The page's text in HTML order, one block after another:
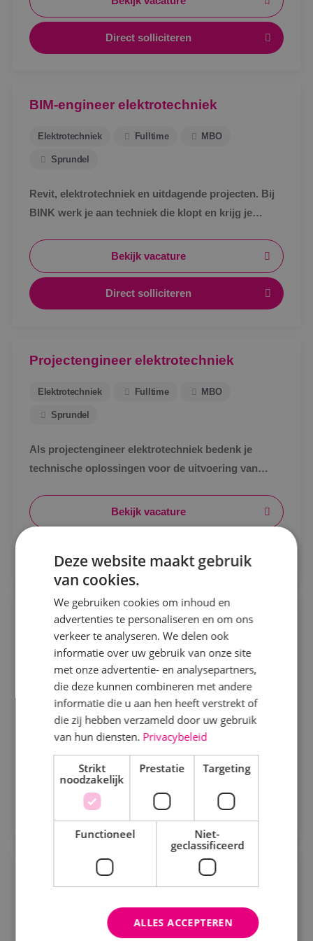
Kaatsheuvel
Sprundel
Specialisme
Beveiligingstechniek
Elektrotechniek
Energietechniek
Staf
Uren
Fulltime
Parttime
MBO
Direct solliciteren
BIM-engineer elektrotechniek
Elektrotechniek Fulltime MBO
Sprundel
Revit, elektrotechniek en uitdagende projecten. Bij
BINK werk je aan techniek die klopt en krijg je
Bekijk vacature
Direct solliciteren
Projectengineer elektrotechniek
Elektrotechniek Fulltime MBO
Sprundel
Als projectengineer elektrotechniek bedenk je
technische oplossingen voor de uitvoering van
begroting.
Bekijk vacature
Servicemonteur werktuigbouwkunde
Werktuigbouwkunde Fulltime MBO
Alphen a/d Rijn, Kaatsheuvel, Sprundel
Als servicemonteur bij BINK bezoek jij onze klanten
op diverse locaties. Je komt in actie bij storingen en
defecte werktuigbouwkundige installaties.
Bekijk vacature
Direct solliciteren
Projectleider KLP elektrotechniek
Deze website maakt gebruik
van cookies.
We gebruiken cookies om inhoud en
advertenties te personaliseren en om ons
verkeer te analyseren. We delen ook
informatie over uw gebruik van onze site
met onze advertentie- en analysepartners,
die deze kunnen combineren met andere
informatie die u aan hen heeft verstrekt of
die zij hebben verzameld door uw gebruik
van hun diensten. Privacybeleid
Strikt
noodzakelijk
Prestatie Targeting
Functioneel
Niet-
geclassificeerd
ALLES ACCEPTEREN